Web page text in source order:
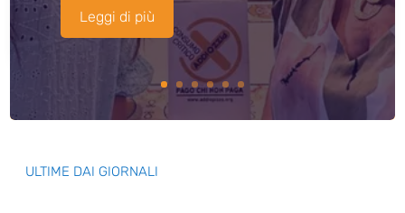
Leggi di più
ULTIME DAI GIORNALI